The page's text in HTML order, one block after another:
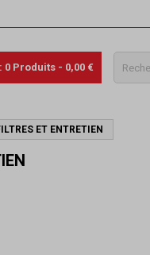
0 Produits - 0,00 €
ET ENTRETIEN